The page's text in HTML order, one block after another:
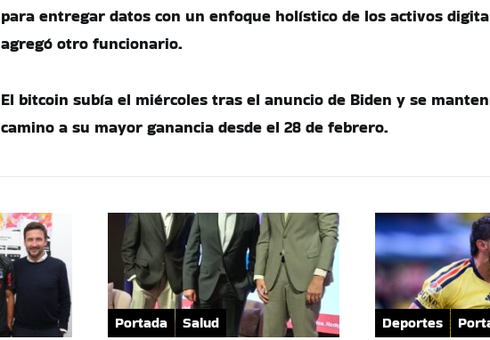
para entregar datos con un enfoque holístico de los activos
agregó otro funcionario.
El bitcoin subía el miércoles tras el anuncio de Biden y se
camino a su mayor ganancia desde el 28 de febrero.
Portada Salud Deportes